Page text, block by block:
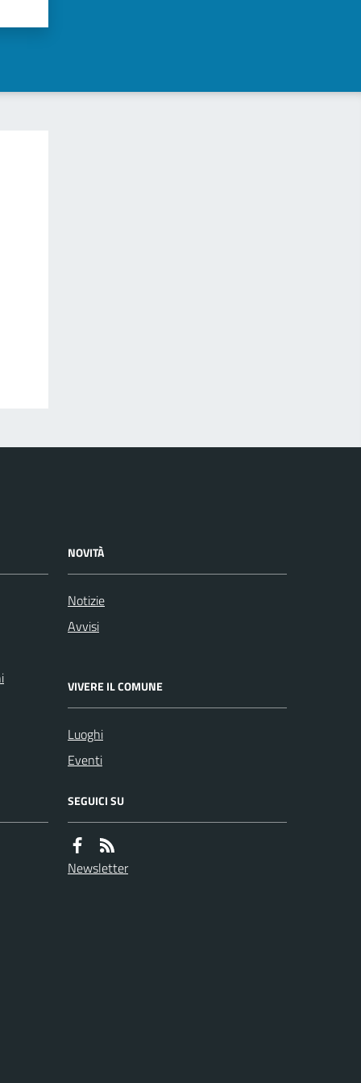
NOVITÀ
Notizie
Avvisi
VIVERE IL COMUNE
Luoghi
Eventi
SEGUICI SU
Newsletter